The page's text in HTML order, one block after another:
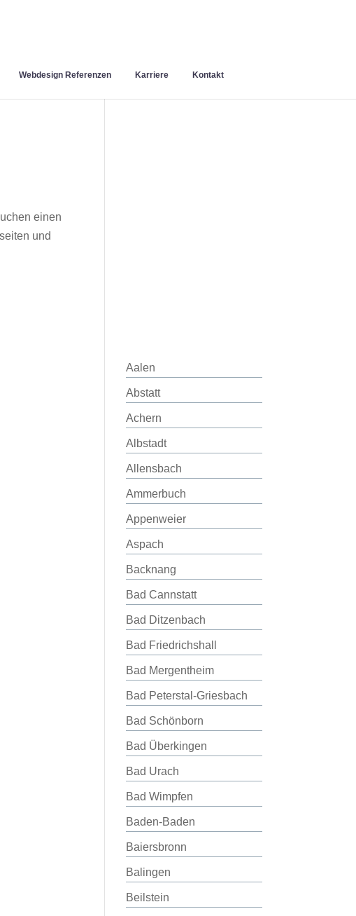
Webdesign Referenzen Karriere Kontakt
einen
und
Aalen
Abstatt
Achern
Albstadt
Allensbach
Ammerbuch
Appenweier
Aspach
Backnang
Bad Cannstatt
Bad Ditzenbach
Bad Friedrichshall
Bad Mergentheim
Bad Peterstal-Griesbach
Bad Schönborn
Bad Überkingen
Bad Urach
Bad Wimpfen
Baden-Baden
Baiersbronn
Balingen
Beilstein